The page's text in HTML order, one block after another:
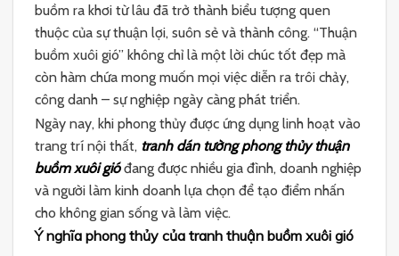
buồm ra khơi từ lâu đã trở thành biểu tượng quen
thuộc của sự thuận lợi, suôn sẻ và thành công. “Thuận
buồm xuôi gió” không chỉ là một lời chúc tốt đẹp mà
còn hàm chứa mong muốn mọi việc diễn ra trôi chảy,
công danh – sự nghiệp ngày càng phát triển.
Ngày nay, khi phong thủy được ứng dụng linh hoạt vào
trang trí nội thất, tranh dán tường phong thủy thuận
buồm xuôi gióđang được nhiều gia đình, doanh nghiệp
và người làm kinh doanh lựa chọn để tạo điểm nhấn
cho không gian sống và làm việc.
Ý nghĩa phong thủy của tranh thuận buồm xuôi gió